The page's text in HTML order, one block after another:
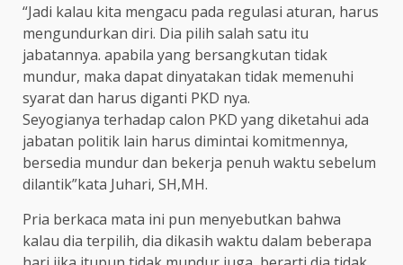
“Jadi kalau kita mengacu pada regulasi aturan, harus
mengundurkan diri. Dia pilih salah satu itu
jabatannya. apabila yang bersangkutan tidak
mundur, maka dapat dinyatakan tidak memenuhi
syarat dan harus diganti PKD nya.
Seyogianya terhadap calon PKD yang diketahui ada
jabatan politik lain harus dimintai komitmennya,
bersedia mundur dan bekerja penuh waktu sebelum
dilantik”kata Juhari, SH,MH.
Pria berkaca mata ini pun menyebutkan bahwa
kalau dia terpilih, dia dikasih waktu dalam beberapa